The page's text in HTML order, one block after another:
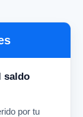
saldo
por tu